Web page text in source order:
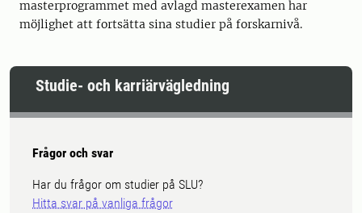
masterprogrammet med avlagd masterexamen har
möjlighet att fortsätta sina studier på forskarnivå.
Studie- och karriärvägledning
Frågor och svar
Har du frågor om studier på SLU?
Hitta svar på vanliga frågor